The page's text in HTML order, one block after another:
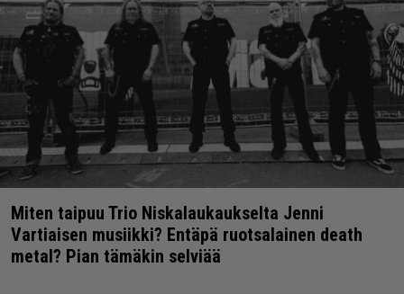
Miten taipuu Trio Niskalaukaukselta Jenni
Vartiaisen musiikki? Entäpä ruotsalainen death
metal? Pian tämäkin selviää